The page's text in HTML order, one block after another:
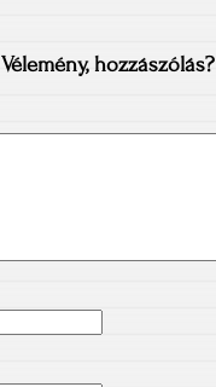
Vélemény, hozzászólás?